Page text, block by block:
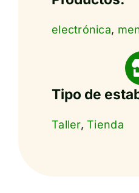
electrónica,
Tipo de
Taller,Tienda